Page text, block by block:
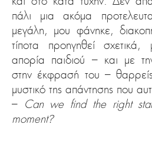
πάλι μια ακόμα
μεγάλη, μου φάνηκε,
τίποτα προηγηθεί
απορία παιδιού – και με
στην έκφρασή του –
μυστικό της απάντησης που
– Can we find the right
moment?